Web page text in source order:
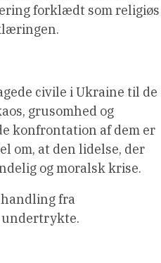
forklædt som religiøs
civile i Ukraine til de
grusomhed og
konfrontation af dem er
om, at den lidelse, der
og moralsk krise.
handling fra
undertrykte.